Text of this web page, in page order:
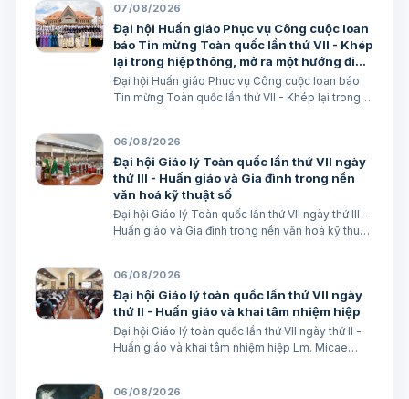
07/08/2026
Đại hội Huấn giáo Phục vụ Công cuộc loan
báo Tin mừng Toàn quốc lần thứ VII - Khép
lại trong hiệp thông, mở ra một hướng đi
mới cho công cuộc huấn giáo Việt Nam
Đại hội Huấn giáo Phục vụ Công cuộc loan báo
Tin mừng Toàn quốc lần thứ VII - Khép lại trong
Minh
06/08/2026
Đại hội Giáo lý Toàn quốc lần thứ VII ngày
thứ III - Huấn giáo và Gia đình trong nền
văn hoá kỹ thuật số
Đại hội Giáo lý Toàn quốc lần thứ VII ngày thứ III -
Huấn giáo và Gia đình trong nền văn hoá kỹ thuật
06/08/2026
Đại hội Giáo lý toàn quốc lần thứ VII ngày
thứ II - Huấn giáo và khai tâm nhiệm hiệp
Đại hội Giáo lý toàn quốc lần thứ VII ngày thứ II -
Huấn giáo và khai tâm nhiệm hiệp Lm. Micae
06/08/2026